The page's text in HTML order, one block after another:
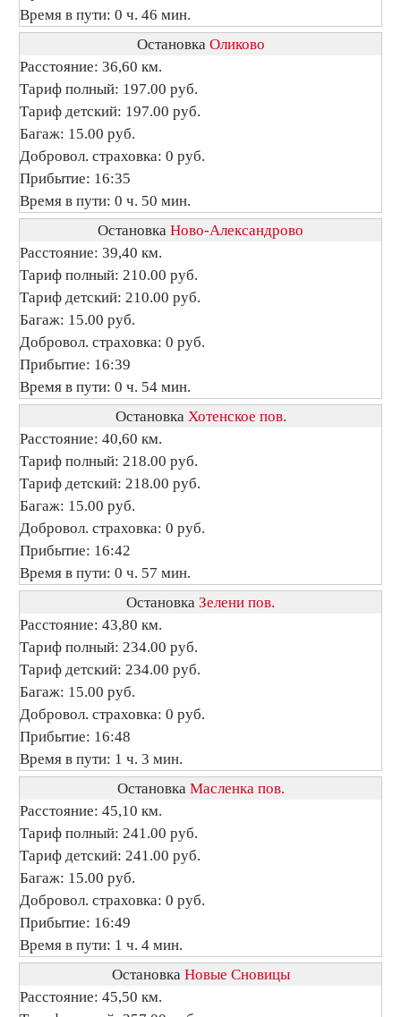
Время в пути: 0 ч. 46 мин.
Остановка Оликово
Расстояние: 36,60 км.
Тариф полный: 197.00 руб.
Тариф детский: 197.00 руб.
Багаж: 15.00 руб.
Добровол. страховка: 0 руб.
Прибытие: 16:35
Время в пути: 0 ч. 50 мин.
Остановка Ново-Александрово
Расстояние: 39,40 км.
Тариф полный: 210.00 руб.
Тариф детский: 210.00 руб.
Багаж: 15.00 руб.
Добровол. страховка: 0 руб.
Прибытие: 16:39
Время в пути: 0 ч. 54 мин.
Остановка Хотенское пов.
Расстояние: 40,60 км.
Тариф полный: 218.00 руб.
Тариф детский: 218.00 руб.
Багаж: 15.00 руб.
Добровол. страховка: 0 руб.
Прибытие: 16:42
Время в пути: 0 ч. 57 мин.
Остановка Зелени пов.
Расстояние: 43,80 км.
Тариф полный: 234.00 руб.
Тариф детский: 234.00 руб.
Багаж: 15.00 руб.
Добровол. страховка: 0 руб.
Прибытие: 16:48
Время в пути: 1 ч. 3 мин.
Остановка Масленка пов.
Расстояние: 45,10 км.
Тариф полный: 241.00 руб.
Тариф детский: 241.00 руб.
Багаж: 15.00 руб.
Добровол. страховка: 0 руб.
Прибытие: 16:49
Время в пути: 1 ч. 4 мин.
Остановка Новые Сновицы
Расстояние: 45,50 км.